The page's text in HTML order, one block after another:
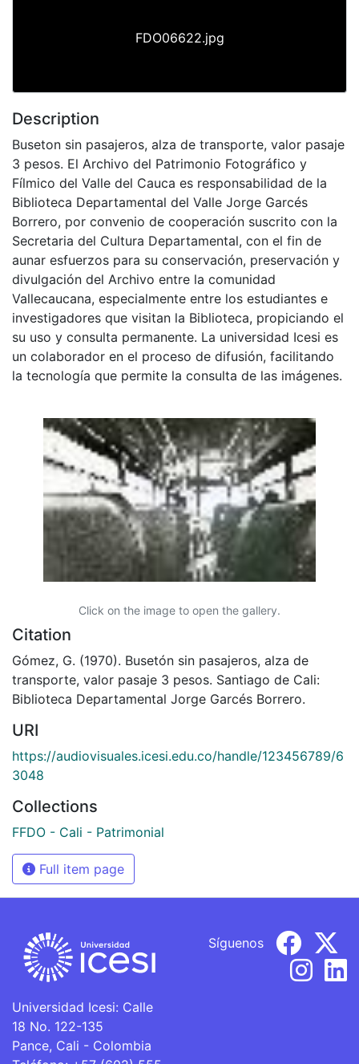
FDO06622.jpg
Description
Buseton sin pasajeros, alza de transporte, valor pasaje
3 pesos. El Archivo del Patrimonio Fotográfico y
Fílmico del Valle del Cauca es responsabilidad de la
Biblioteca Departamental del Valle Jorge Garcés
Borrero, por convenio de cooperación suscrito con la
Secretaria del Cultura Departamental, con el fin de
aunar esfuerzos para su conservación, preservación y
divulgación del Archivo entre la comunidad
Vallecaucana, especialmente entre los estudiantes e
investigadores que visitan la Biblioteca, propiciando el
su uso y consulta permanente. La universidad Icesi es
un colaborador en el proceso de difusión, facilitando
la tecnología que permite la consulta de las imágenes.
Click on the image to open the gallery.
Citation
Gómez, G. (1970). Busetón sin pasajeros, alza de
transporte, valor pasaje 3 pesos. Santiago de Cali:
Biblioteca Departamental Jorge Garcés Borrero.
URI
https://audiovisuales.icesi.edu.co/handle/123456789/6
3048
Collections
FFDO - Cali - Patrimonial
Full item page
Universidad Icesi: Calle
18 No. 122-135
Pance, Cali - Colombia
Síguenos